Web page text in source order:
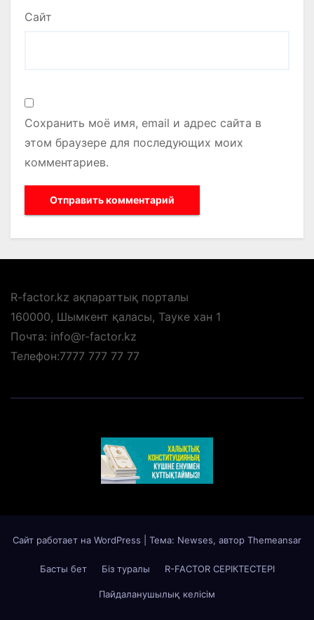
Сайт
Сохранить моё имя, email и адрес сайта в
этом браузере для последующих моих
комментариев.
R-factor.kz ақпараттық порталы
160000, Шымкент қаласы, Тауке хан 1
Почта: info@r-factor.kz
Телефон:7777 777 77 77
Сайт работает на WordPress Тема: Newses, автор Themeansar
Басты бет Біз туралы R-FACTOR СЕРІКТЕСТЕРІ
Пайдаланушылық келісім